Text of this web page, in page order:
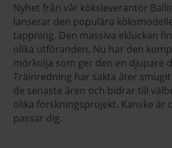
Nyhet från vår köksleverantör
lanserar den populära
tappning. Den massiva ekluckan
olika utföranden. Nu har den
mörkolja som ger den en djupare
Träinredning har sakta åter
de senaste åren och bidrar till
olika forskningsprojekt. Kanske är
passar dig.